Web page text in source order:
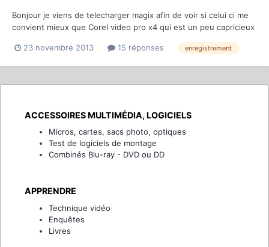
Bonjour je viens de telecharger magix afin de voir si celui ci me
convient mieux que Corel video pro x4 qui est un peu capricieux
connecté a mon pc par un convertisseur KONIG usb video
23 novembre 2013 15 réponses enregistrement
ACCESSOIRES MULTIMÉDIA, LOGICIELS
Micros, cartes, sacs photo, optiques
Test de logiciels de montage
Combinés Blu-ray - DVD ou DD
APPRENDRE
Technique vidéo
Enquêtes
Livres